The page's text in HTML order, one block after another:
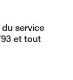
service
et tout